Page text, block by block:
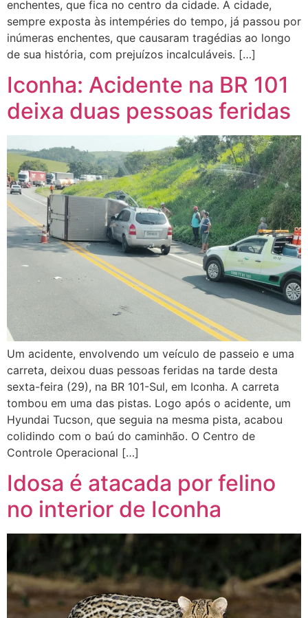
enchentes, que fica no centro da cidade. A cidade,
sempre exposta às intempéries do tempo, já passou por
inúmeras enchentes, que causaram tragédias ao longo
de sua história, com prejuízos incalculáveis. […]
Iconha: Acidente na BR 101
deixa duas pessoas feridas
Um acidente, envolvendo um veículo de passeio e uma
carreta, deixou duas pessoas feridas na tarde desta
sexta-feira (29), na BR 101-Sul, em Iconha. A carreta
tombou em uma das pistas. Logo após o acidente, um
Hyundai Tucson, que seguia na mesma pista, acabou
colidindo com o baú do caminhão. O Centro de
Controle Operacional […]
Idosa é atacada por felino
no interior de Iconha